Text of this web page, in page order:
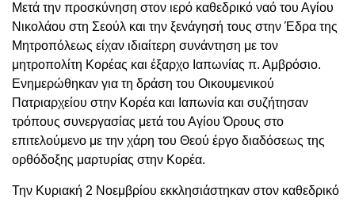
Μετά την προσκύνηση στον ιερό καθεδρικό ναό του Αγίου
Νικολάου στη Σεούλ και την ξενάγησή τους στην Έδρα της
Μητροπόλεως είχαν ιδιαίτερη συνάντηση με τον
μητροπολίτη Κορέας και έξαρχο Ιαπωνίας π. Αμβρόσιο.
Ενημερώθηκαν για τη δράση του Οικουμενικού
Πατριαρχείου στην Κορέα και Ιαπωνία και συζήτησαν
τρόπους συνεργασίας μετά του Αγίου Όρους στο
επιτελούμενο με την χάρη του Θεού έργο διαδόσεως της
ορθόδοξης μαρτυρίας στην Κορέα.
Την Κυριακή 2 Νοεμβρίου εκκλησιάστηκαν στον καθεδρικό